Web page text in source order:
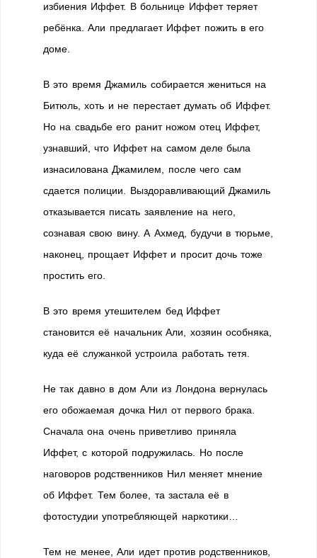
избиения Иффет. В больнице Иффет теряет
ребёнка. Али предлагает Иффет пожить в его
доме.
В это время Джамиль собирается жениться на
Битюль, хоть и не перестает думать об Иффет.
Но на свадьбе его ранит ножом отец Иффет,
узнавший, что Иффет на самом деле была
изнасилована Джамилем, после чего сам
сдается полиции. Выздоравливающий Джамиль
отказывается писать заявление на него,
сознавая свою вину. А Ахмед, будучи в тюрьме,
наконец, прощает Иффет и просит дочь тоже
простить его.
В это время утешителем бед Иффет
становится её начальник Али, хозяин особняка,
куда её служанкой устроила работать тетя.
Не так давно в дом Али из Лондона вернулась
его обожаемая дочка Нил от первого брака.
Сначала она очень приветливо приняла
Иффет, с которой подружилась. Но после
наговоров родственников Нил меняет мнение
об Иффет. Тем более, та застала её в
фотостудии употребляющей наркотики…
Тем не менее, Али идет против родственников,